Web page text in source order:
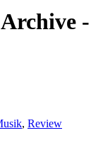
, Review